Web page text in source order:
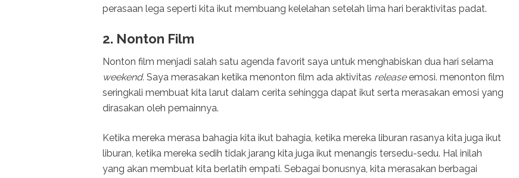
perasaan lega seperti kita ikut membuang kelelahan setelah lima hari beraktivitas padat.
2. Nonton Film
Nonton film menjadi salah satu agenda favorit saya untuk menghabiskan dua hari selama
weekend. Saya merasakan ketika menonton film ada aktivitas releaseemosi. menonton film
seringkali membuat kita larut dalam cerita sehingga dapat ikut serta merasakan emosi yang
dirasakan oleh pemainnya.
Ketika mereka merasa bahagia kita ikut bahagia, ketika mereka liburan rasanya kita juga ikut
liburan, ketika mereka sedih tidak jarang kita juga ikut menangis tersedu-sedu. Hal inilah
yang akan membuat kita berlatih empati. Sebagai bonusnya, kita merasakan berbagai